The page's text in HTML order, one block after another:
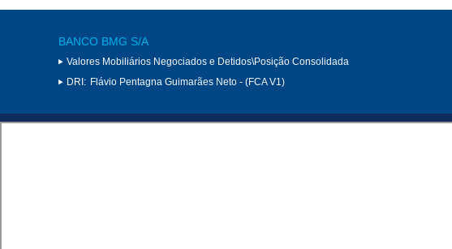
BANCO BMG S/A
Valores Mobiliários Negociados e Detidos\Posição Consolidada
DRI: Flávio Pentagna Guimarães Neto - (FCA V1)